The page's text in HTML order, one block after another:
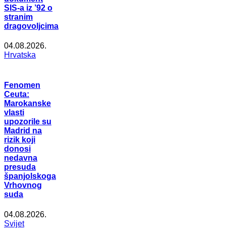
SIS-a iz ’92 o
stranim
dragovoljcima
04.08.2026.
Hrvatska
Fenomen
Ceuta:
Marokanske
vlasti
upozorile su
Madrid na
rizik koji
donosi
nedavna
presuda
španjolskoga
Vrhovnog
suda
04.08.2026.
Svijet